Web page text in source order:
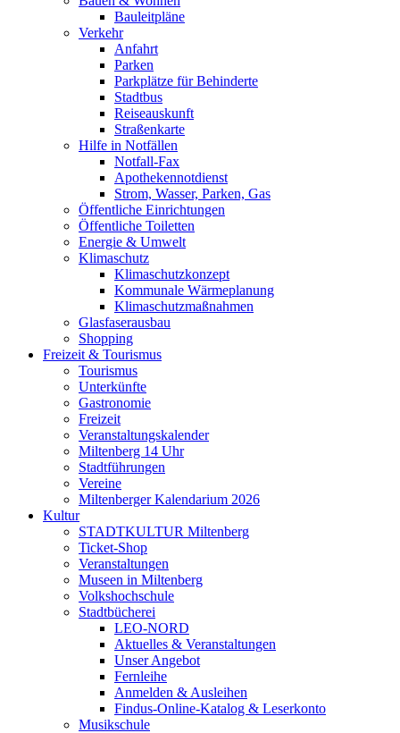
Bauleitpläne
Verkehr
Anfahrt
Parken
Parkplätze für Behinderte
Stadtbus
Reiseauskunft
Straßenkarte
Hilfe in Notfällen
Notfall-Fax
Apothekennotdienst
Strom, Wasser, Parken, Gas
Öffentliche Einrichtungen
Öffentliche Toiletten
Energie & Umwelt
Klimaschutz
Klimaschutzkonzept
Kommunale Wärmeplanung
Klimaschutzmaßnahmen
Glasfaserausbau
Shopping
Freizeit & Tourismus
Tourismus
Unterkünfte
Gastronomie
Freizeit
Veranstaltungskalender
Miltenberg 14 Uhr
Stadtführungen
Vereine
Miltenberger Kalendarium 2026
Kultur
STADTKULTUR Miltenberg
Ticket-Shop
Veranstaltungen
Museen in Miltenberg
Volkshochschule
Stadtbücherei
LEO-NORD
Aktuelles & Veranstaltungen
Unser Angebot
Fernleihe
Anmelden & Ausleihen
Findus-Online-Katalog & Leserkonto
Musikschule